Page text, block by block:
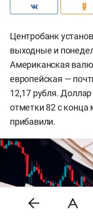
Центробанк
выходные и
Американская
европейская —
12,17 рубля.
отметки 82 с конца
прибавили.